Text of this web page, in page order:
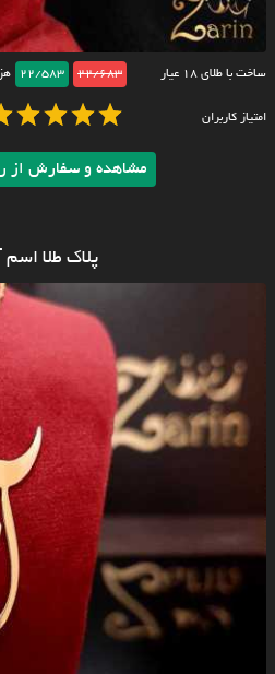
ساخت با طلای ۱۸ عیار 22/683
22/583
امتیاز کاربران
مشاهده و سفارش از
پلاک طلا اسم